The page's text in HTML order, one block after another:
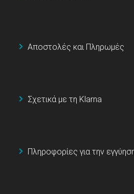
Αποστολές και Πληρωμές
Σχετικά με τη Klarna
Πληροφορίες για την